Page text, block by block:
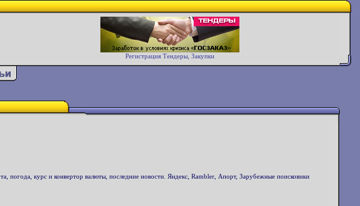
Регистрация Тендеры, Закупки
погода, курс и конвертор валюты, последние новости. Яндекс, Rambler, Апорт, Зарубежные поисковики